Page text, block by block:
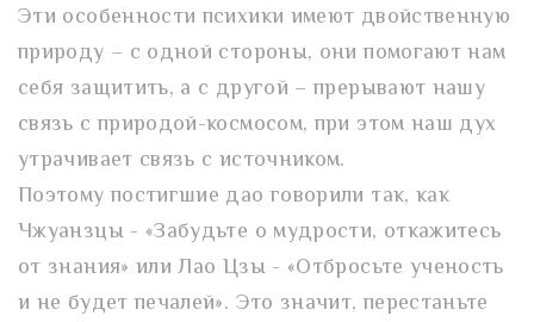
Эти особенности психики имеют двойственную
природу – с одной стороны, они помогают нам
себя защитить, а с другой – прерывают нашу
связь с природой-космосом, при этом наш дух
утрачивает связь с источником.
Поэтому постигшие дао говорили так, как
Чжуанзцы - «Забудьте о мудрости, откажитесь
от знания» или Лао Цзы - «Отбросьте ученость
и не будет печалей». Это значит, перестаньте